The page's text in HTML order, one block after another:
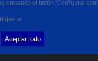
Política De Cookies
PÀGINA OFICIAL © CD ELDENSE